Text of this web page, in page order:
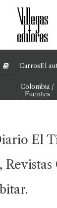
CarrosEl
Colombia /
Fuentes
El
Revistas